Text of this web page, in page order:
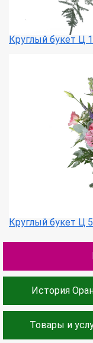
Круглый букет Ц
Круглый букет Ц
История
Товары и